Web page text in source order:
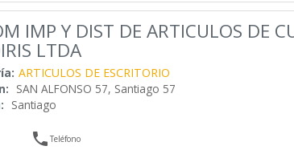
IMP Y DIST DE ARTICULOS DE
LTDA
ARTICULOS DE ESCRITORIO
SAN ALFONSO 57, Santiago 57
Santiago
Teléfono